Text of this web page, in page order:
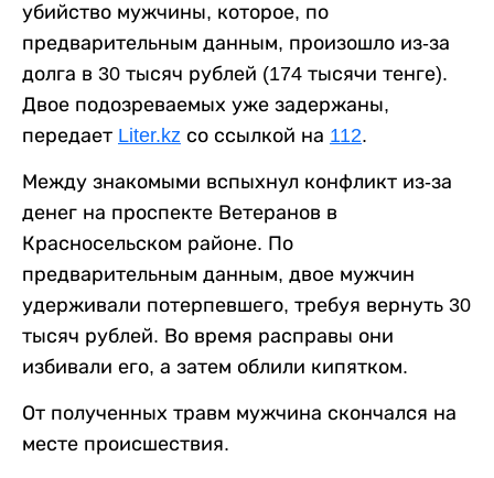
убийство мужчины, которое, по
предварительным данным, произошло из-за
долга в 30 тысяч рублей (174 тысячи тенге).
Двое подозреваемых уже задержаны,
передает Liter.kz со ссылкой на 112.
Между знакомыми вспыхнул конфликт из-за
денег на проспекте Ветеранов в
Красносельском районе. По
предварительным данным, двое мужчин
удерживали потерпевшего, требуя вернуть 30
тысяч рублей. Во время расправы они
избивали его, а затем облили кипятком.
От полученных травм мужчина скончался на
месте происшествия.